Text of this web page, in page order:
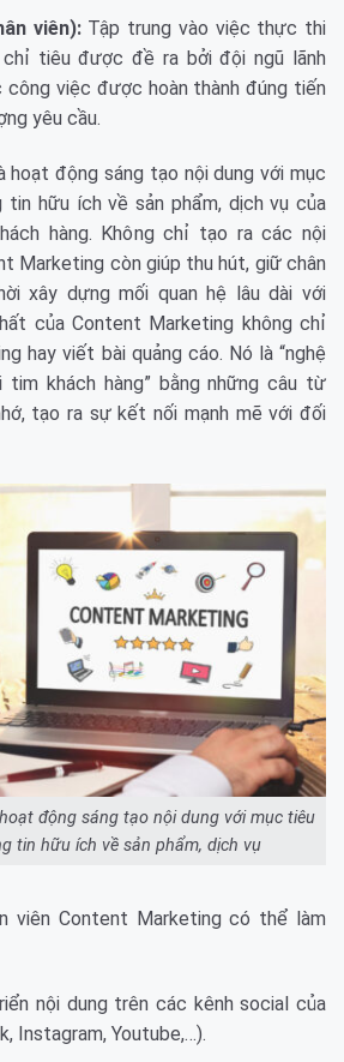
viên):Tập trung vào việc thực thi
tiêu được đề ra bởi đội ngũ lãnh
công việc được hoàn thành đúng tiến
yêu cầu.
hoạt động sáng tạo nội dung với mục
hữu ích về sản phẩm, dịch vụ của
hàng. Không chỉ tạo ra các nội
Marketing còn giúp thu hút, giữ chân
xây dựng mối quan hệ lâu dài với
của Content Marketing không chỉ
hay viết bài quảng cáo. Nó là “nghệ
khách hàng” bằng những câu từ
tạo ra sự kết nối mạnh mẽ với đối
động sáng tạo nội dung với mục tiêu
tin hữu ích về sản phẩm, dịch vụ
viên Content Marketing có thể làm
nội dung trên các kênh social của
Instagram, Youtube,…).